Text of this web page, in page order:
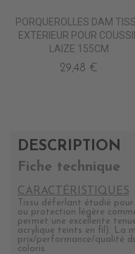
PORQUEROLLES DAM
EXTERIEUR POUR
LAIZE 155CM
29,48 €
DESCRIPTION
Fiche technique
CARACTÉRISTIQUES
Tissu déferlant étudié
ou protection légère
permet une excellente
acrylique teints en fil). La
prix/performance/qualité
coloris